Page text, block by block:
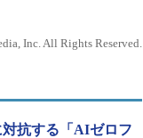
Inc. All Rights Reserved.
抗する「AIゼロフ